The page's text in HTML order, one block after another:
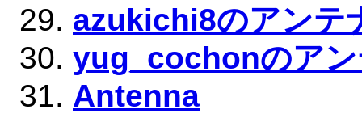
azukichi8のアンテ
yug_cochonのア
Antenna